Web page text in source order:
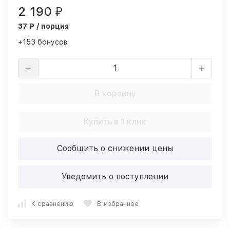
2 190 ₽
37 ₽ / порция
+153 бонусов
В корзину
Купить в 1 клик
Сообщить о снижении цены
Уведомить о поступлении
К сравнению В избранное